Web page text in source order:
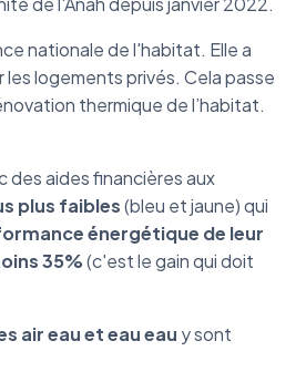
nationale de l'habitat. Elle a
les logements privés. Cela passe
thermique de l’habitat.
des aides financières aux
plus faibles(bleu et jaune) qui
énergétique de leur
35%(c'est le gain qui doit
air eau et eau eau y sont